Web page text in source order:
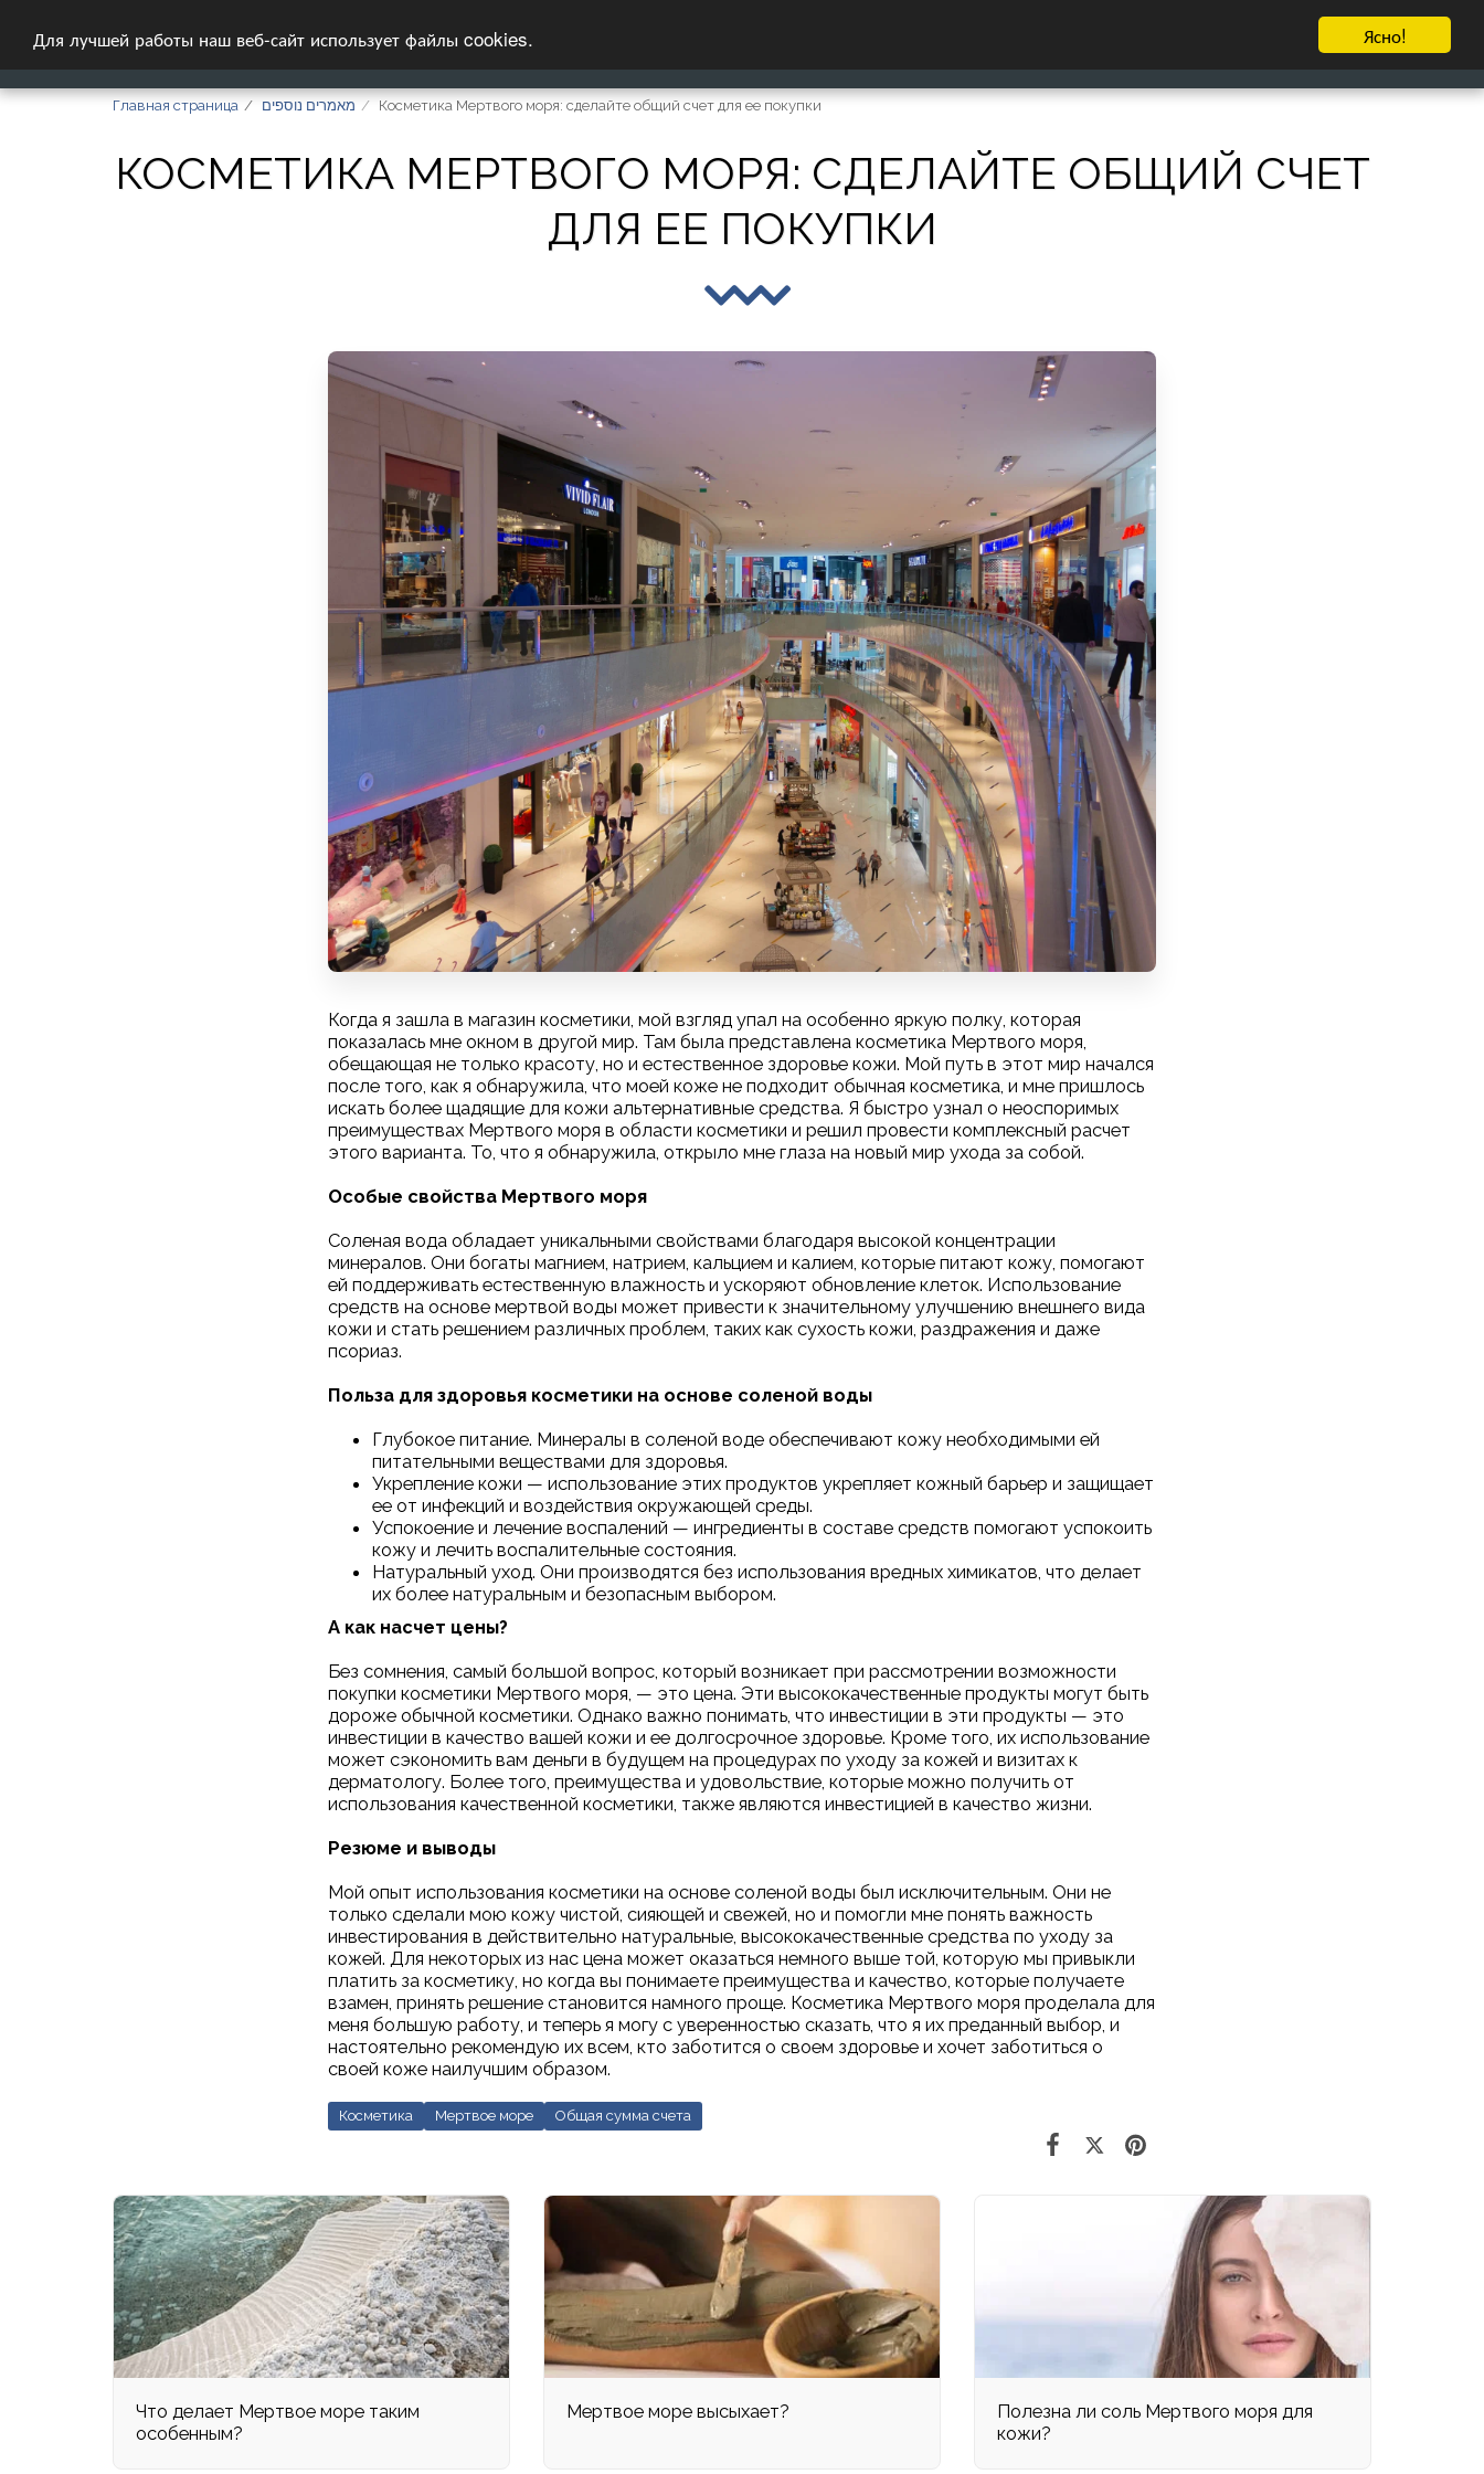
Ясно!
Для лучшей работы наш веб-сайт использует файлы cookies.
ГЛАВНАЯ СТРАНИЦА דרגו אותנו
Главная страница מאמרים נוספים Косметика Мертвого моря: сделайте общий счет для ее покупки
КОСМЕТИКА МЕРТВОГО МОРЯ: СДЕЛАЙТЕ ОБЩИЙ СЧЕТ
ДЛЯ ЕЕ ПОКУПКИ
Когда я зашла в магазин косметики, мой взгляд упал на особенно яркую полку, которая
показалась мне окном в другой мир. Там была представлена ​​косметика Мертвого моря,
обещающая не только красоту, но и естественное здоровье кожи. Мой путь в этот мир начался
после того, как я обнаружила, что моей коже не подходит обычная косметика, и мне пришлось
искать более щадящие для кожи альтернативные средства. Я быстро узнал о неоспоримых
преимуществах Мертвого моря в области косметики и решил провести комплексный расчет
этого варианта. То, что я обнаружила, открыло мне глаза на новый мир ухода за собой.
Особые свойства Мертвого моря
Соленая вода обладает уникальными свойствами благодаря высокой концентрации
минералов. Они богаты магнием, натрием, кальцием и калием, которые питают кожу, помогают
ей поддерживать естественную влажность и ускоряют обновление клеток. Использование
средств на основе мертвой воды может привести к значительному улучшению внешнего вида
кожи и стать решением различных проблем, таких как сухость кожи, раздражения и даже
псориаз.
Польза для здоровья косметики на основе соленой воды
Глубокое питание. Минералы в соленой воде обеспечивают кожу необходимыми ей
питательными веществами для здоровья.
Укрепление кожи — использование этих продуктов укрепляет кожный барьер и защищает
ее от инфекций и воздействия окружающей среды.
Успокоение и лечение воспалений — ингредиенты в составе средств помогают успокоить
кожу и лечить воспалительные состояния.
Натуральный уход. Они производятся без использования вредных химикатов, что делает
их более натуральным и безопасным выбором.
А как насчет цены?
Без сомнения, самый большой вопрос, который возникает при рассмотрении возможности
покупки косметики Мертвого моря, — это цена. Эти высококачественные продукты могут быть
дороже обычной косметики. Однако важно понимать, что инвестиции в эти продукты — это
инвестиции в качество вашей кожи и ее долгосрочное здоровье. Кроме того, их использование
может сэкономить вам деньги в будущем на процедурах по уходу за кожей и визитах к
дерматологу. Более того, преимущества и удовольствие, которые можно получить от
использования качественной косметики, также являются инвестицией в качество жизни.
Резюме и выводы
Мой опыт использования косметики на основе соленой воды был исключительным. Они не
только сделали мою кожу чистой, сияющей и свежей, но и помогли мне понять важность
инвестирования в действительно натуральные, высококачественные средства по уходу за
кожей. Для некоторых из нас цена может оказаться немного выше той, которую мы привыкли
платить за косметику, но когда вы понимаете преимущества и качество, которые получаете
взамен, принять решение становится намного проще. Косметика Мертвого моря проделала для
меня большую работу, и теперь я могу с уверенностью сказать, что я их преданный выбор, и
настоятельно рекомендую их всем, кто заботится о своем здоровье и хочет заботиться о
своей коже наилучшим образом.
Косметика Мертвое море Общая сумма счета
Что делает Мертвое море таким
особенным?
Мертвое море высыхает?
Полезна ли соль Мертвого моря для
кожи?